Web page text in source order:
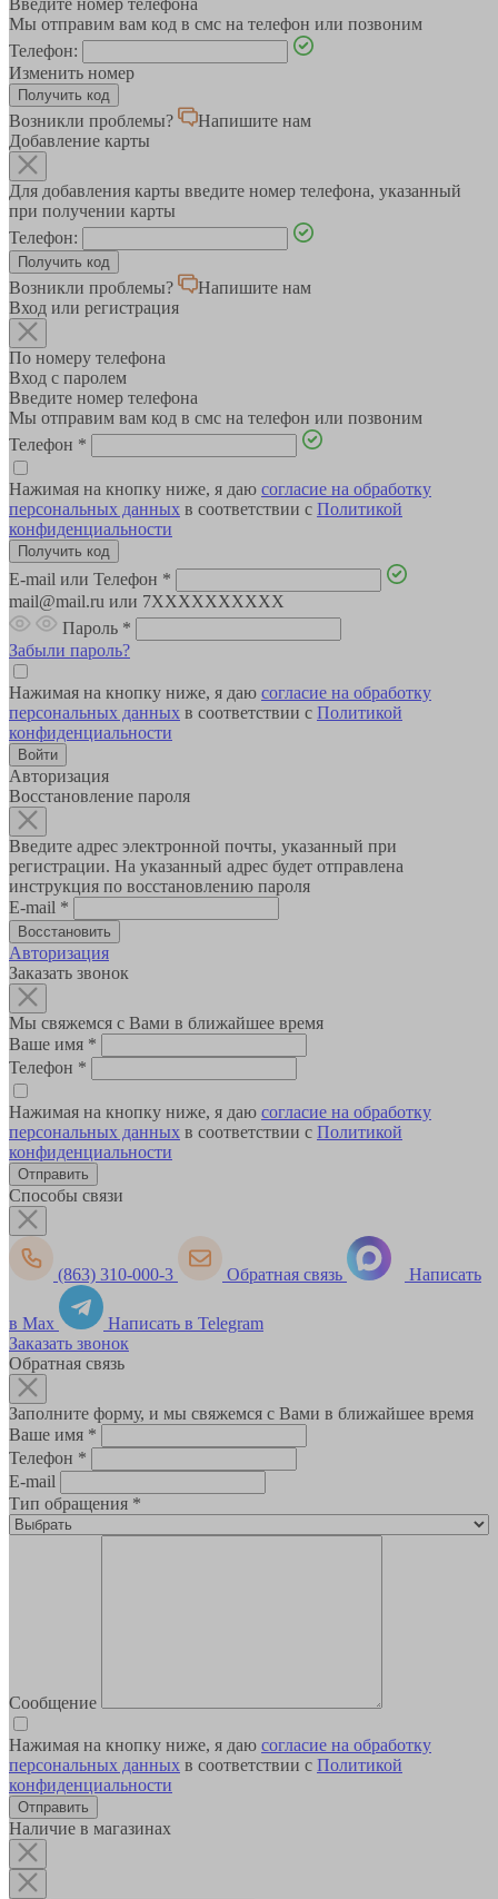
Введите номер телефона
Мы отправим вам код в смс на телефон или позвоним
Телефон:
Изменить номер
Возникли проблемы?
Напишите нам
Добавление карты
Для добавления карты введите номер телефона, указанный
при получении карты
Телефон:
Возникли проблемы?
Напишите нам
Вход или регистрация
По номеру телефона
Вход с паролем
Введите номер телефона
Мы отправим вам код в смс на телефон или позвоним
Телефон *
Нажимая на кнопку ниже, я даю согласие на обработку
персональных данных в соответствии с Политикой
конфиденциальности
E-mail или Телефон *
mail@mail.ru или 7XXXXXXXXXX
Пароль *
Забыли пароль?
Нажимая на кнопку ниже, я даю согласие на обработку
персональных данных в соответствии с Политикой
конфиденциальности
Авторизация
Восстановление пароля
Введите адрес электронной почты, указанный при
регистрации. На указанный адрес будет отправлена
инструкция по восстановлению пароля
E-mail *
Авторизация
Заказать звонок
Мы свяжемся с Вами в ближайшее время
Ваше имя *
Телефон *
Нажимая на кнопку ниже, я даю согласие на обработку
персональных данных в соответствии с Политикой
конфиденциальности
Способы связи
(863) 310-000-3 Обратная связь Написать
в Max
Написать в Telegram
Заказать звонок
Обратная связь
Заполните форму, и мы свяжемся с Вами в ближайшее время
Ваше имя *
Телефон *
E-mail
Тип обращения *
Сообщение
Нажимая на кнопку ниже, я даю согласие на обработку
персональных данных в соответствии с Политикой
конфиденциальности
Наличие в магазинах